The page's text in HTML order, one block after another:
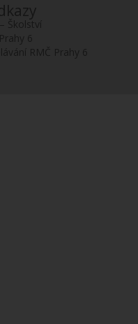
Školství
6
RMČ Prahy 6